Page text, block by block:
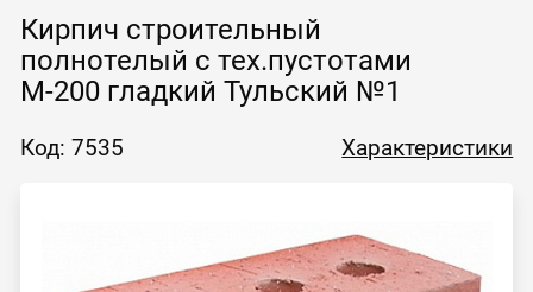
Кирпич строительный
полнотелый с тех.пустотами
М-200 гладкий Тульский №1
Код: 7535 Характеристики